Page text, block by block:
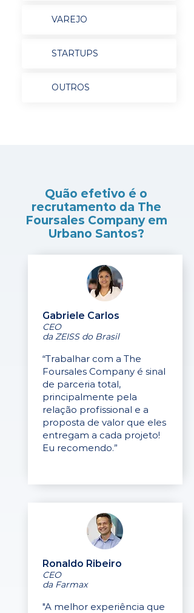
VAREJO
STARTUPS
OUTROS
Quão efetivo é o
recrutamento da The
Foursales Company em
Urbano Santos?
Gabriele Carlos
CEO
da ZEISS do Brasil
“Trabalhar com a The
Foursales Company é sinal
de parceria total,
principalmente pela
relação profissional e a
proposta de valor que eles
entregam a cada projeto!
Eu recomendo.”
Ronaldo Ribeiro
CEO
da Farmax
"A melhor experiência que